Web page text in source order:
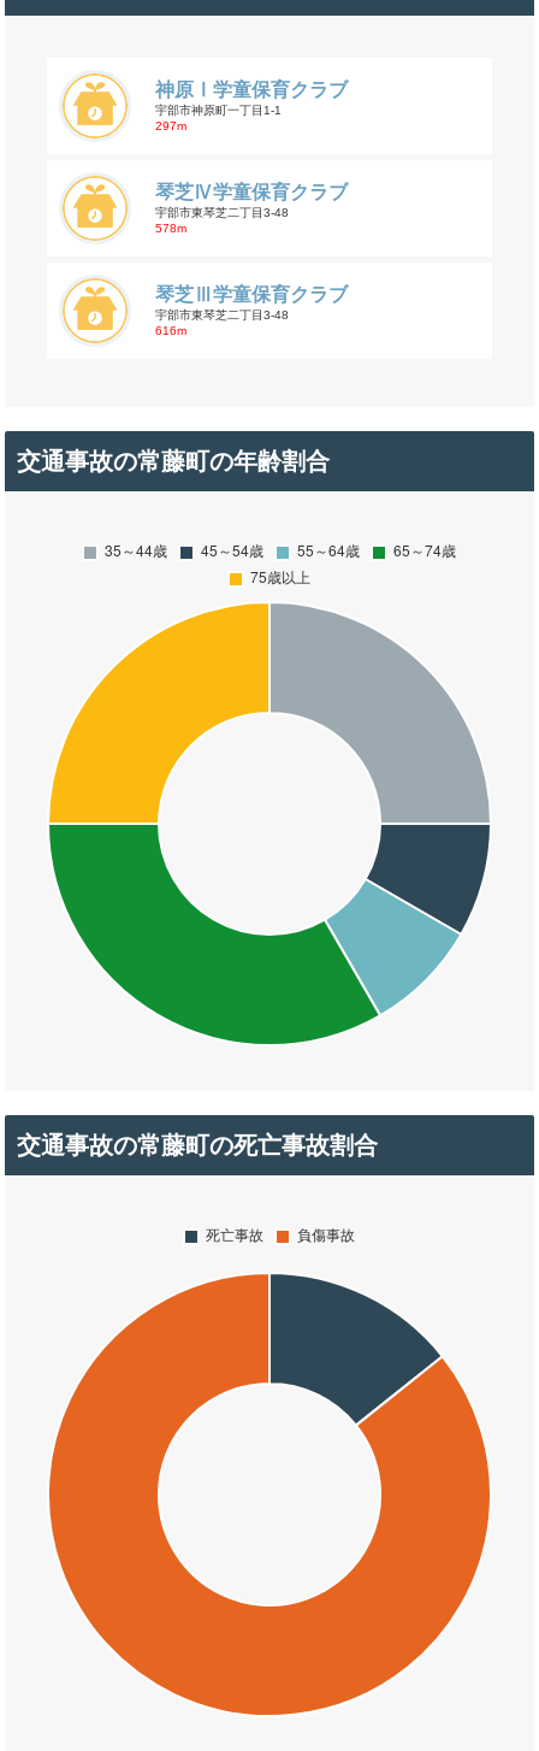
神原Ⅰ学童保育クラブ
宇部市神原町一丁目1-1
297m
琴芝Ⅳ学童保育クラブ
宇部市東琴芝二丁目3-48
578m
琴芝Ⅲ学童保育クラブ
宇部市東琴芝二丁目3-48
616m
交通事故の常藤町の年齢割合
交通事故の常藤町の死亡事故割合